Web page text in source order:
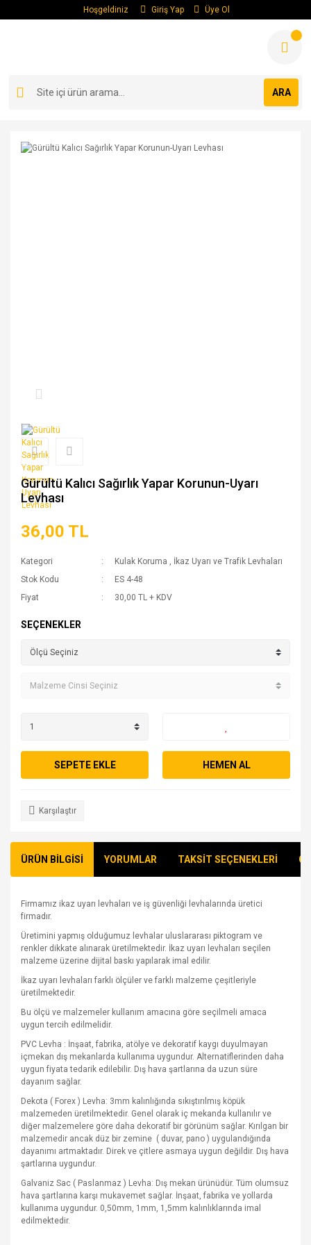
Hoşgeldiniz Giriş Yap Üye Ol
ARA
Gürültü Kalıcı Sağırlık Yapar Korunun-Uyarı
Levhası
36,00 TL
Kategori Kulak Koruma , İkaz Uyarı ve Trafik Levhaları
Stok Kodu
ES 4-48
Fiyat
30,00 TL + KDV
SEÇENEKLER
SEPETE EKLE HEMEN AL
Karşılaştır
ÜRÜN BİLGİSİ YORUMLAR TAKSİT SEÇENEKLERİ
Firmamız ikaz uyarı levhaları ve iş güvenliği levhalarında üretici
firmadır.
Üretimini yapmış olduğumuz levhalar uluslararası piktogram ve
renkler dikkate alınarak üretilmektedir. İkaz uyarı levhaları seçilen
malzeme üzerine dijital baskı yapılarak imal edilir.
İkaz uyarı levhaları farklı ölçüler ve farklı malzeme çeşitleriyle
üretilmektedir.
Bu ölçü ve malzemeler kullanım amacına göre seçilmeli amaca
uygun tercih edilmelidir.
PVC Levha : İnşaat, fabrika, atölye ve dekoratif kaygı duyulmayan
içmekan dış mekanlarda kullanıma uygundur. Alternatiflerinden daha
uygun fiyata tedarik edilebilir. Dış hava şartlarına da uzun süre
dayanım sağlar.
Dekota ( Forex ) Levha: 3mm kalınlığında sıkıştırılmış köpük
malzemeden üretilmektedir. Genel olarak iç mekanda kullanılır ve
diğer malzemelere göre daha dekoratif bir görünüm sağlar. Kırılgan bir
malzemedir ancak düz bir zemine ( duvar, pano ) uygulandığında
dayanımı artmaktadır. Direk ve çitlere asmaya uygun değildir. Dış hava
şartlarına uygundur.
Galvaniz Sac ( Paslanmaz ) Levha: Dış mekan ürünüdür. Tüm olumsuz
hava şartlarına karşı mukavemet sağlar. İnşaat, fabrika ve yollarda
kullanıma uygundur. 0,50mm, 1mm, 1,5mm kalınlıklarında imal
edilmektedir.